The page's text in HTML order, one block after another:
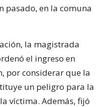
pasado, en la comuna
la magistrada
el ingreso en
por considerar que la
un peligro para la
víctima. Además, fijó